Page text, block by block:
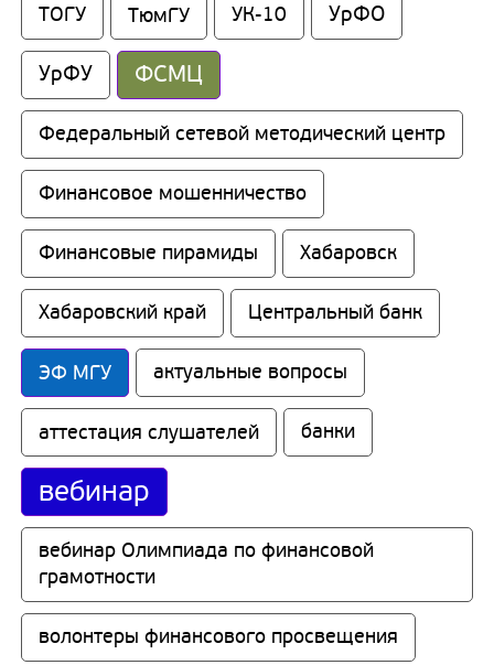
ТОГУ ТюмГУ УК-10 УрФО
УрФУ ФСМЦ
Федеральный сетевой методический центр
Финансовое мошенничество
Финансовые пирамиды Хабаровск
Хабаровский край Центральный банк
ЭФ МГУ актуальные вопросы
аттестация слушателей банки
вебинар
вебинар Олимпиада по финансовой
грамотности
волонтеры финансового просвещения